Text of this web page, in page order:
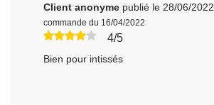
Client anonyme publié le 28/06/2022
commande du 16/04/2022
4/5
Bien pour intissés